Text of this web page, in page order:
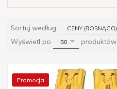
Sortuj według: sortCENY (ROSNĄCO)
Wyświetl po pop
50 produktów
Promocja